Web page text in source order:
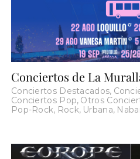
Conciertos de La
Conciertos Destacados,
Conciertos Pop, Otros
Pop-Rock, Rock, Urbana,